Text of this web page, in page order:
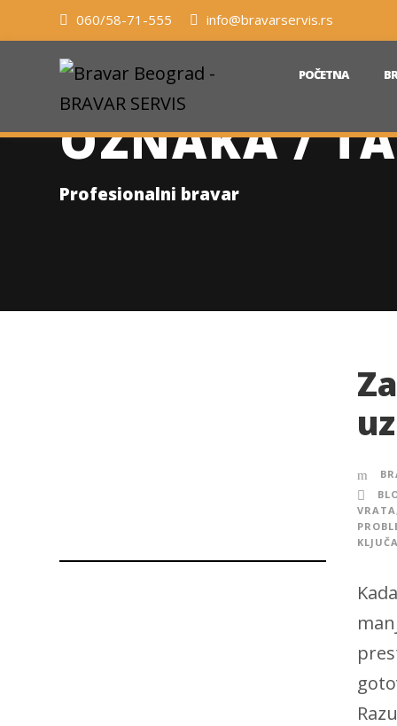
060/58-71-555 info@bravarservis.rs
POČETNA
OZNAKA /
Profesionalni bravar
VRATA
KLJUČA